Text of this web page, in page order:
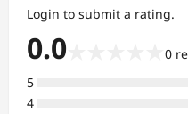
Login to submit a rating.
0.0 0
5
4